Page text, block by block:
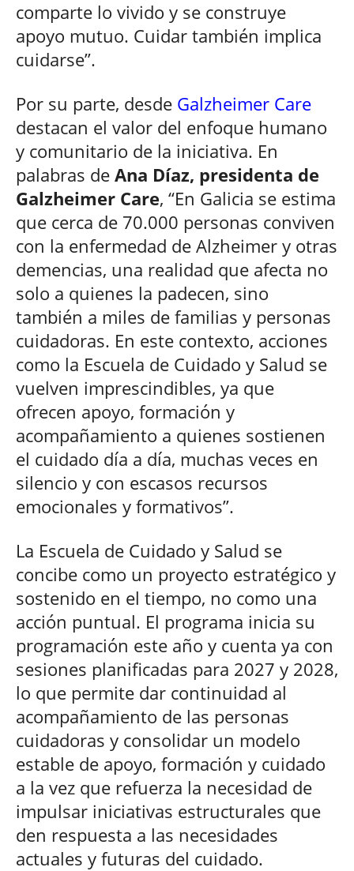
comparte lo vivido y se construye
apoyo mutuo. Cuidar también implica
cuidarse”.
Por su parte, desde Galzheimer Care
destacan el valor del enfoque humano
y comunitario de la iniciativa. En
palabras de Ana Díaz, presidenta de
Galzheimer Care, “En Galicia se estima
que cerca de 70.000 personas conviven
con la enfermedad de Alzheimer y otras
demencias, una realidad que afecta no
solo a quienes la padecen, sino
también a miles de familias y personas
cuidadoras. En este contexto, acciones
como la Escuela de Cuidado y Salud se
vuelven imprescindibles, ya que
ofrecen apoyo, formación y
acompañamiento a quienes sostienen
el cuidado día a día, muchas veces en
silencio y con escasos recursos
emocionales y formativos”.
La Escuela de Cuidado y Salud se
concibe como un proyecto estratégico y
sostenido en el tiempo, no como una
acción puntual. El programa inicia su
programación este año y cuenta ya con
sesiones planificadas para 2027 y 2028,
lo que permite dar continuidad al
acompañamiento de las personas
cuidadoras y consolidar un modelo
estable de apoyo, formación y cuidado
a la vez que refuerza la necesidad de
impulsar iniciativas estructurales que
den respuesta a las necesidades
actuales y futuras del cuidado.